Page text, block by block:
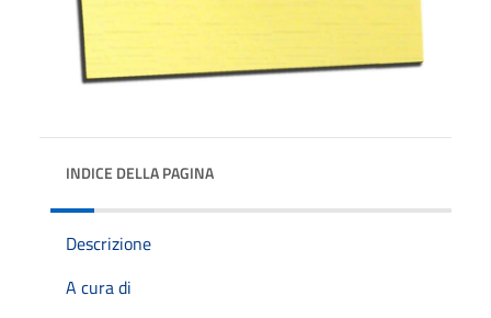
INDICE DELLA PAGINA
Descrizione
A cura di